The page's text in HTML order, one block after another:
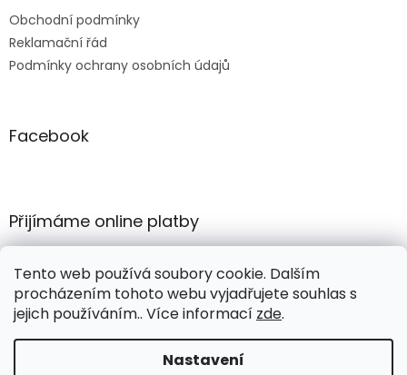
Tento web používá soubory cookie. Dalším
procházením tohoto webu vyjadřujete souhlas s
jejich používáním.. Více informací zde.
Nastavení
Obchodní podmínky
Reklamační řád
Podmínky ochrany osobních údajů
Facebook
Přijímáme online platby
Vytvořil Shoptet